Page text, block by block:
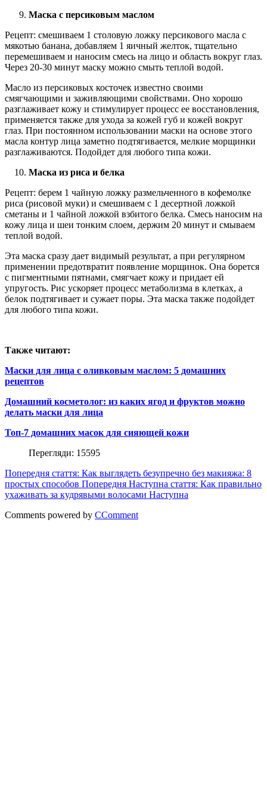
Маска с персиковым маслом
Рецепт: смешиваем 1 столовую ложку персикового масла с
мякотью банана, добавляем 1 яичный желток, тщательно
перемешиваем и наносим смесь на лицо и область вокруг глаз.
Через 20-30 минут маску можно смыть теплой водой.
Масло из персиковых косточек известно своими
смягчающими и заживляющими свойствами. Оно хорошо
разглаживает кожу и стимулирует процесс ее восстановления,
применяется также для ухода за кожей губ и кожей вокруг
глаз. При постоянном использовании маски на основе этого
масла контур лица заметно подтягивается, мелкие морщинки
разглаживаются. Подойдет для любого типа кожи.
Маска из риса и белка
Рецепт: берем 1 чайную ложку размельченного в кофемолке
риса (рисовой муки) и смешиваем с 1 десертной ложкой
сметаны и 1 чайной ложкой взбитого белка. Смесь наносим на
кожу лица и шеи тонким слоем, держим 20 минут и смываем
теплой водой.
Эта маска сразу дает видимый результат, а при регулярном
применении предотвратит появление морщинок. Она борется
с пигментными пятнами, смягчает кожу и придает ей
упругость. Рис ускоряет процесс метаболизма в клетках, а
белок подтягивает и сужает поры. Эта маска также подойдет
для любого типа кожи.
Также читают:
Маски для лица с оливковым маслом: 5 домашних
рецептов
Домашний косметолог: из каких ягод и фруктов можно
делать маски для лица
Топ-7 домашних масок для сияющей кожи
Перегляди: 15595
Попередня стаття: Как выглядеть безупречно без макияжа: 8
простых способов Попередня Наступна стаття: Как правильно
ухаживать за кудрявыми волосами Наступна
Comments powered by CComment